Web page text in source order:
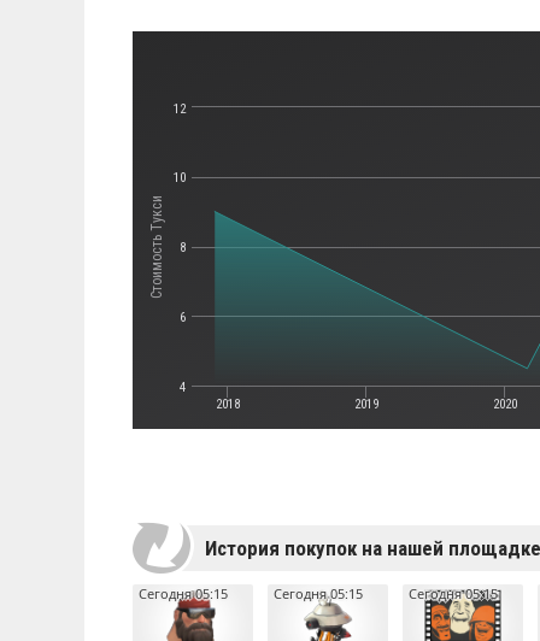
Стоимость Тукси
2018 2019 2020
4
6
8
10
12
История покупок на нашей площадке
Сегодня 05:15 Сегодня 05:15 Сегодня 05:15